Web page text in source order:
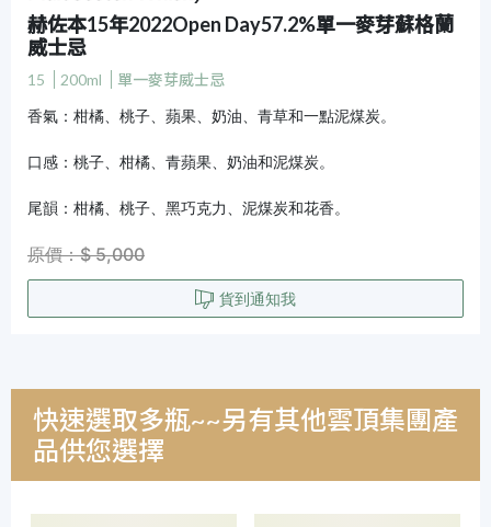
赫佐本15年2022Open Day57.2%單一麥芽蘇格蘭
威士忌
15 200ml
單一麥芽威士忌
香氣：柑橘、桃子、蘋果、奶油、青草和一點泥煤炭。
口感：桃子、柑橘、青蘋果、奶油和泥煤炭。
尾韻：柑橘、桃子、黑巧克力、泥煤炭和花香。
原價：$ 5,000
貨到通知我
快速選取多瓶~~另有其他雲頂集團產
品供您選擇